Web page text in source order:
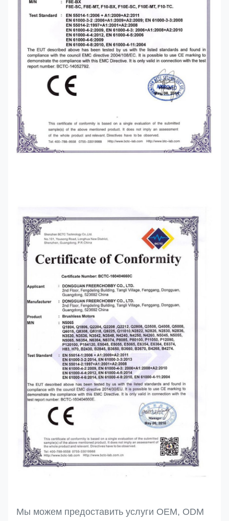
Мы можем предоставить услуги OEM, ODM